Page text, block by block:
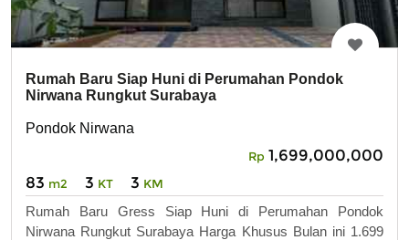
Rumah Baru Siap Huni di Perumahan Pondok
Nirwana Rungkut Surabaya
Pondok Nirwana
Rp 1,699,000,000
83 m2 3 KT 3 KM
Rumah Baru Gress Siap Huni di Perumahan Pondok
Nirwana Rungkut Surabaya Harga Khusus Bulan ini 1.699